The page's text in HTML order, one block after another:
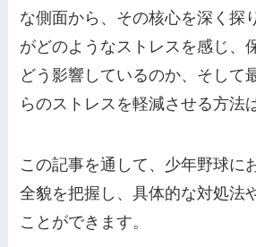
な側面から、その核心を深く探
がどのようなストレスを感じ、
どう影響しているのか、そして
らのストレスを軽減させる方法
この記事を通して、少年野球に
全貌を把握し、具体的な対処法
ことができます。